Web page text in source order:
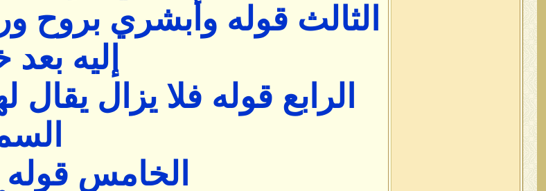
الثالث قوله وأبشري بروح
إليه
الرابع قوله فلا يزال
الخامس قوله